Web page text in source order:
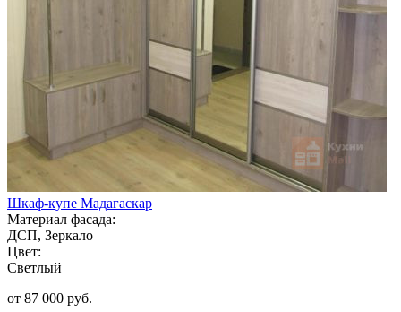
Шкаф-купе Мадагаскар
Материал фасада:
ДСП, Зеркало
Цвет:
Светлый
от 87 000 руб.